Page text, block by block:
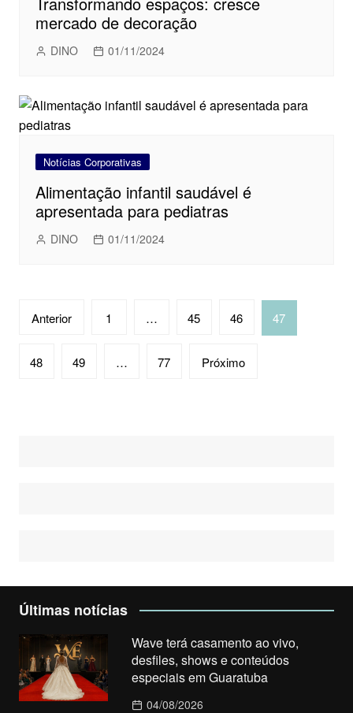
mercado de decoração
DINO 01/11/2024
Notícias Corporativas
Alimentação infantil saudável é
apresentada para pediatras
DINO 01/11/2024
Navegação
posts
Anterior 1 … 45 46 47
48 49 … 77 Próximo
Últimas notícias
Wave terá casamento ao vivo,
desfiles, shows e conteúdos
especiais em Guaratuba
04/08/2026